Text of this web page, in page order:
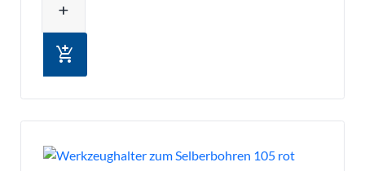
add
add_shopping_cart